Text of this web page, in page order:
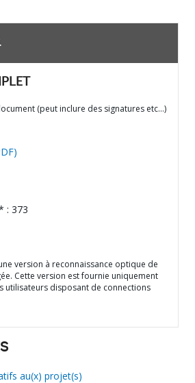
(peut inclure des signatures etc…)
: 373
version à reconnaissance optique de
Cette version est fournie uniquement
utilisateurs disposant de connections
au(x) projet(s)